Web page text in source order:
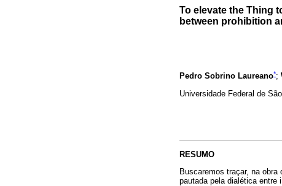
To elevate the Thing
between prohibition
Pedro Sobrino Laureano*;
Universidade Federal de
RESUMO
Buscaremos traçar, na
pautada pela dialética entre